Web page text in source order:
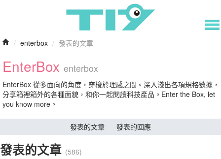
/ enterbox / 發表的文章
EnterBox enterbox
EnterBox 從多面向的角度，穿梭於理感之間。深入淺出各項規格數據，
分享箱裡箱外的各種面貌，和你一起閱讀科技產品。Enter the Box, let
you know more。
發表的文章 發表的回應
發表的文章 (586)